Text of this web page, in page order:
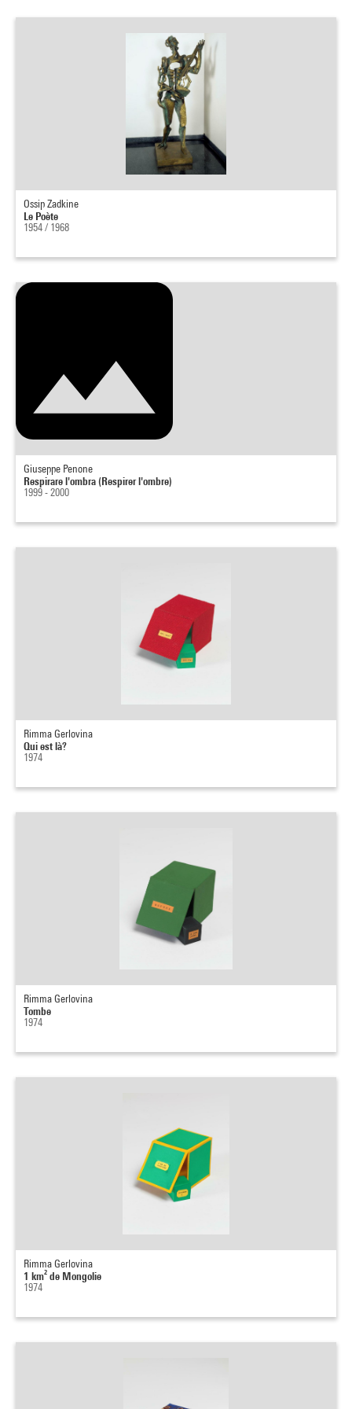
Ossip Zadkine
Le Poète
1954 / 1968
Giuseppe Penone
Respirare l'ombra (Respirer l'ombre)
1999 - 2000
Rimma Gerlovina
Qui est là?
1974
Rimma Gerlovina
Tombe
1974
Rimma Gerlovina
1 km² de Mongolie
1974